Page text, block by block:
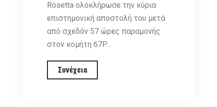
Rosetta ολοκλήρωσε την κύρια
επιστημονική αποστολή του μετά
από σχεδόν 57 ώρες παραμονής
στον κομήτη 67P…
ΣυνέχειαΤο